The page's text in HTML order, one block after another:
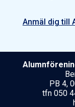
Anmäl dig till
PB 4,
tfn 050